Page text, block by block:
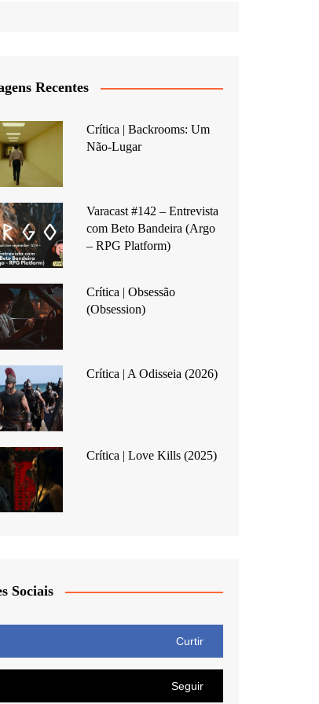
Recentes
Crítica | Backrooms: Um
Não-Lugar
Varacast #142 – Entrevista
com Beto Bandeira (Argo
– RPG Platform)
Crítica | Obsessão
(Obsession)
Crítica | A Odisseia (2026)
Crítica | Love Kills (2025)
Sociais
Curtir
Seguir